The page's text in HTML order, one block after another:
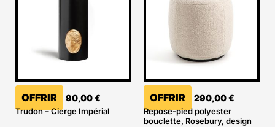
OFFRIR 90,00€
Trudon – Cierge Impérial
OFFRIR 290,00€
Repose-pied polyester
bouclette, Rosebury, design